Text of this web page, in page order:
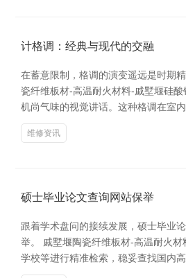
计格调：经典与现代的交融
在蓄意限制，格调的演变遥远是时期
瓷纤维板材-高温耐火材料-戚墅堰硅
机尚气味的视觉讲话。这种格调在室
维修资讯
硕士毕业论文查询网站保举
跟着学术盘问的接续发展，硕士毕业
举。 戚墅堰陶瓷纤维板材-高温耐火
学校等进行精准检索，稳妥查找国内